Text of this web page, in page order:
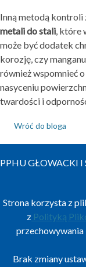
Inną metodą
metali do stali , które
może być dodatek
korozję, czy
również wspomnieć
nasyceniu
twardości i
Wróć do bloga
PPHU GŁOWACKI I
Strona korzysta z
z Polityką
Brak zmiany